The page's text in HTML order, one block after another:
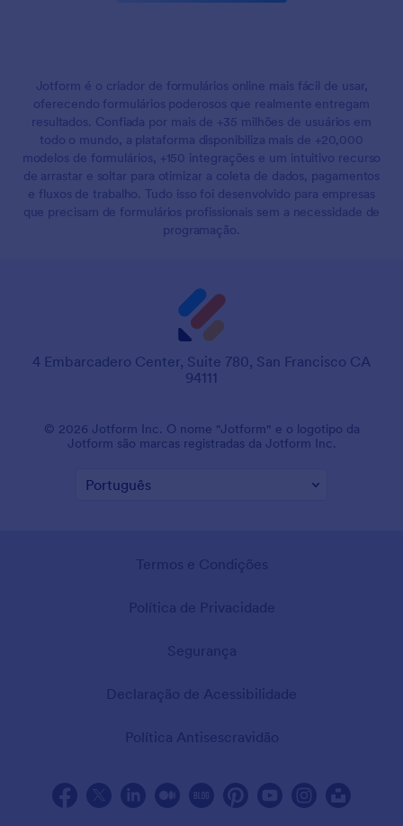
Jotform é o criador de formulários online mais fácil de usar,
oferecendo formulários poderosos que realmente entregam
resultados. Confiada por mais de +35 milhões de usuários em
todo o mundo, a plataforma disponibiliza mais de +20,000
modelos de formulários, +150 integrações e um intuitivo recurso
de arrastar e soltar para otimizar a coleta de dados, pagamentos
e fluxos de trabalho. Tudo isso foi desenvolvido para empresas
que precisam de formulários profissionais sem a necessidade de
programação.
4 Embarcadero Center, Suite 780, San Francisco CA
94111
© 2026 Jotform Inc. O nome "Jotform" e o logotipo da
Jotform são marcas registradas da Jotform Inc.
Termos e Condições
Política de Privacidade
Segurança
Declaração de Acessibilidade
Política Antisescravidão